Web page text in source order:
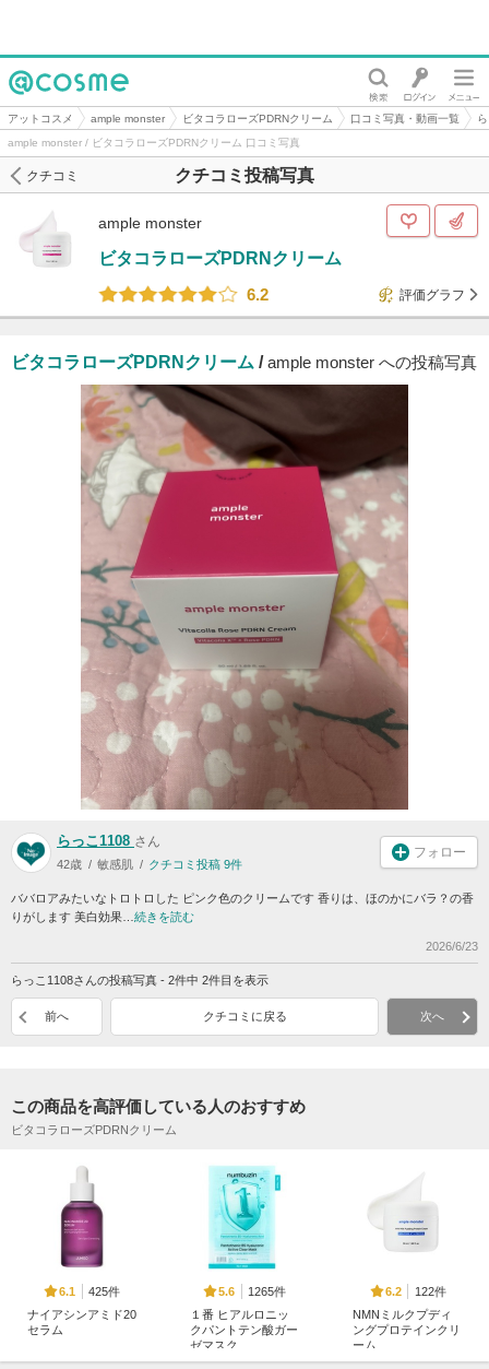
@cosme
アットコスメ ample monster ビタコラローズPDRNクリーム 口コミ写真・動画一覧
ample monster / ビタコラローズPDRNクリーム 口コミ写真
クチコミ投稿写真
クチコミ
ample monster
ビタコラローズPDRNクリーム
6.2
評価グラフ
ビタコラローズPDRNクリーム /ample monster への投稿写真
らっこ1108 さん
42歳 敏感肌 クチコミ投稿 9件
フォロー
ババロアみたいなトロトロした ピンク色のクリームです 香りは、ほのかにバラ？の香
りがします 美白効果… 続きを読む
2026/6/23
らっこ1108さんの投稿写真 - 2件中 2件目を表示
前へ クチコミに戻る 次へ
この商品を高評価している人のおすすめ
ビタコラローズPDRNクリーム
6.1
425件
ナイアシンアミド20
セラム
5.6
1265件
１番 ヒアルロニッ
クパントテン酸ガー
ゼマスク
6.2
122件
NMNミルクプディ
ングプロテインクリ
ーム